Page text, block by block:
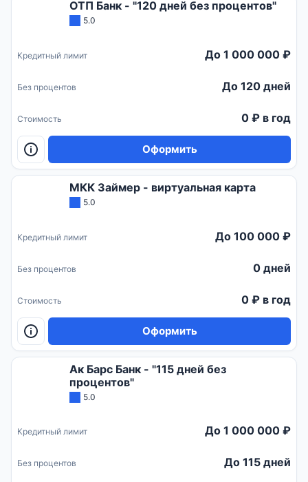
ОТП Банк - "120 дней без процентов"
5.0
Кредитный лимит До 1 000 000 ₽
Без процентов До 120 дней
Стоимость 0 ₽ в год
Оформить
МКК Займер - виртуальная карта
5.0
Кредитный лимит До 100 000 ₽
Без процентов 0 дней
Стоимость 0 ₽ в год
Оформить
Ак Барс Банк - "115 дней без
процентов"
5.0
Кредитный лимит До 1 000 000 ₽
Без процентов До 115 дней